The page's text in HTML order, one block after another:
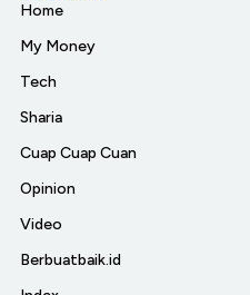
Home
My Money
Tech
Sharia
Cuap Cuap Cuan
Opinion
Video
Berbuatbaik.id